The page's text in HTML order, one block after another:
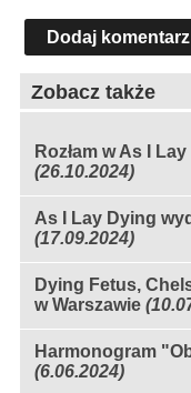
Dodaj
Zobacz także
Rozłam w As I
(26.10.2024)
As I Lay Dying
(17.09.2024)
Dying Fetus,
w Warszawie
Harmonogram
(6.06.2024)